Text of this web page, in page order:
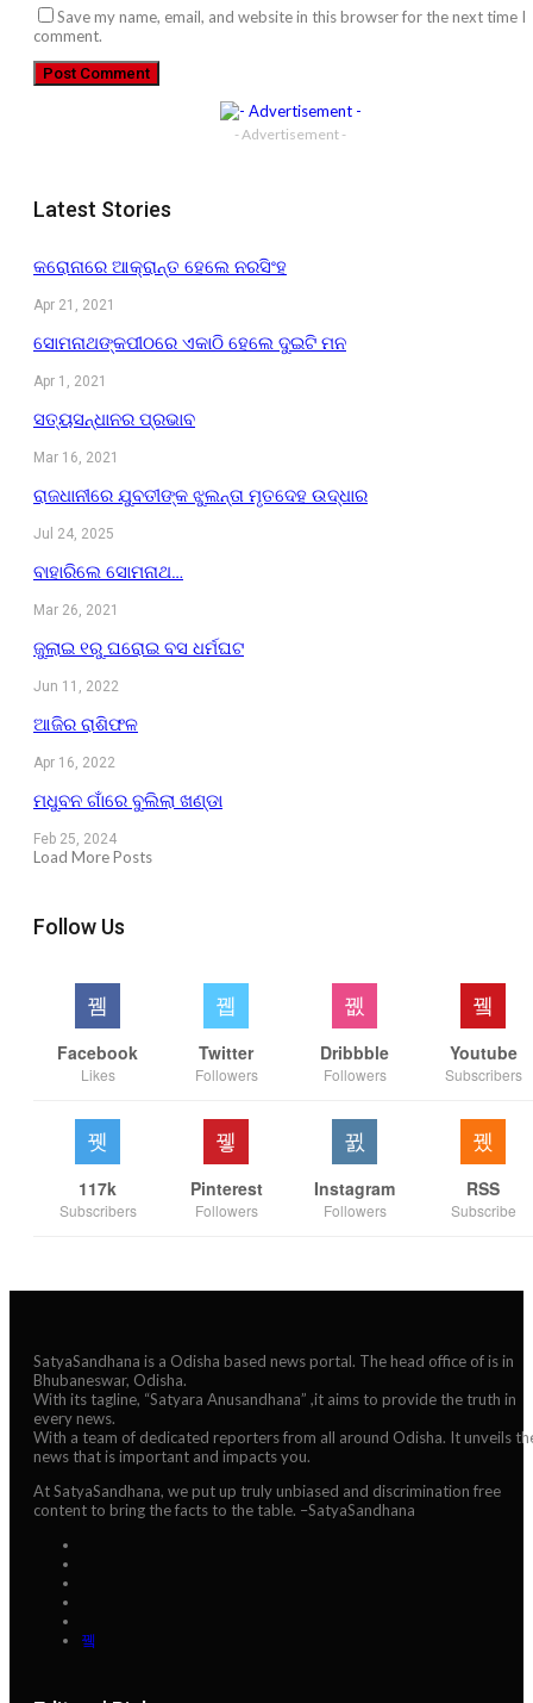
Save my name, email, and website in this browser for the next time I
comment.
- Advertisement -
Latest Stories
କରୋନାରେ ଆକ୍ରାନ୍ତ ହେଲେ ନରସିଂହ
Apr 21, 2021
ସୋମନାଥଙ୍କପୀଠରେ ଏକାଠି ହେଲେ ଦୁଇଟି ମନ
Apr 1, 2021
ସତ୍ୟସନ୍ଧାନର ପ୍ରଭାବ
Mar 16, 2021
ରାଜଧାନୀରେ ଯୁବତୀଙ୍କ ଝୁଲନ୍ତା ମୃତଦେହ ଉଦ୍ଧାର
Jul 24, 2025
ବାହାରିଲେ ସୋମନାଥ…
Mar 26, 2021
ଜୁଲାଇ ୧ରୁ ଘରୋଇ ବସ ଧର୍ମଘଟ
Jun 11, 2022
ଆଜିର ରାଶିଫଳ
Apr 16, 2022
ମଧୁବନ ଗାଁରେ ବୁଲିଲା ଖଣ୍ଡା
Feb 25, 2024
Load More Posts
Follow Us
Facebook
Likes
Twitter
Followers
Dribbble
Followers
Youtube
Subscribers
117k
Subscribers
Pinterest
Followers
Instagram
Followers
RSS
Subscribe
SatyaSandhana is a Odisha based news portal. The head office of is in
Bhubaneswar, Odisha.
With its tagline, “Satyara Anusandhana” ,it aims to provide the truth in
every news.
With a team of dedicated reporters from all around Odisha. It unveils
news that is important and impacts you.
At SatyaSandhana, we put up truly unbiased and discrimination free
content to bring the facts to the table. –SatyaSandhana